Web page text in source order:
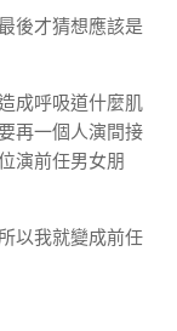
後才猜想應該是
成呼吸道什麼肌
再一個人演間接
演前任男女朋
以我就變成前任